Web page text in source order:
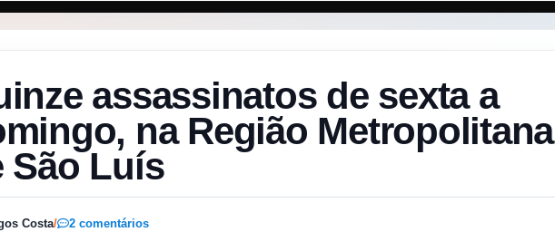
assassinatos de sexta a
na Região Metropolitana
São Luís
Costa/ 2 comentários